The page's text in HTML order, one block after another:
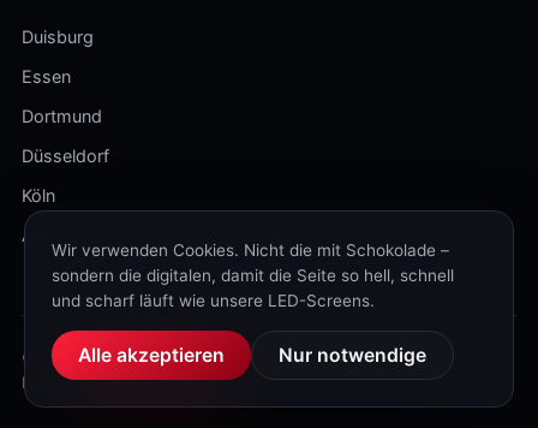
Duisburg
Essen
Dortmund
Düsseldorf
Köln
Alle Standorte
© 2026 WALED VIDEOWALLS GMBH. Alle Rechte vorbehalten.
ImpressumDatenschutzAGB
Wir verwenden Cookies. Nicht die mit Schokolade –
sondern die digitalen, damit die Seite so hell, schnell
und scharf läuft wie unsere LED-Screens.
Alle akzeptieren Nur notwendige